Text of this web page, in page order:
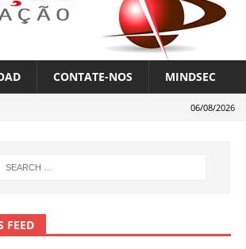
CONTATE-NOS MINDSEC
06/08/2026
FEED